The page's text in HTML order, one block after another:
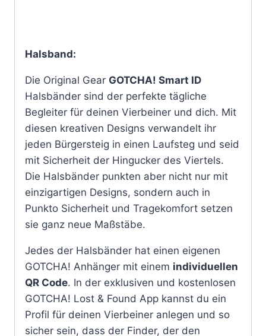
Halsband:
Die Original Gear GOTCHA! Smart ID
Halsbänder sind der perfekte tägliche
Begleiter für deinen Vierbeiner und dich. Mit
diesen kreativen Designs verwandelt ihr
jeden Bürgersteig in einen Laufsteg und seid
mit Sicherheit der Hingucker des Viertels.
Die Halsbänder punkten aber nicht nur mit
einzigartigen Designs, sondern auch in
Punkto Sicherheit und Tragekomfort setzen
sie ganz neue Maßstäbe.
Jedes der Halsbänder hat einen eigenen
GOTCHA! Anhänger mit einem individuellen
QR Code. In der exklusiven und kostenlosen
GOTCHA! Lost & Found App kannst du ein
Profil für deinen Vierbeiner anlegen und so
sicher sein, dass der Finder, der den